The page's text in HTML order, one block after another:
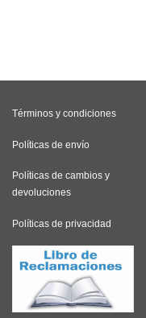
Las
pueden
en
la
página
de
producto
Términos y condiciones
Políticas de envío
Políticas de cambios y
devoluciones
Políticas de privacidad